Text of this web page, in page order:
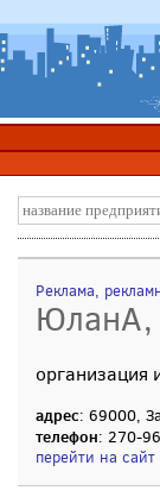
Реклама,
ЮланА,
организация
адрес: 69000,
телефон: 270-
перейти на